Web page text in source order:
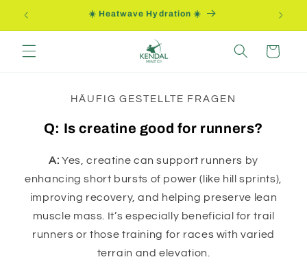
zum
Inhalt
☀️ Heatwave Hydration ☀️
Warenkorb
HÄUFIG GESTELLTE FRAGEN
Q: Is creatine good for runners?
A: Yes, creatine can support runners by
enhancing short bursts of power (like hill sprints),
improving recovery, and helping preserve lean
muscle mass. It’s especially beneficial for trail
runners or those training for races with varied
terrain and elevation.